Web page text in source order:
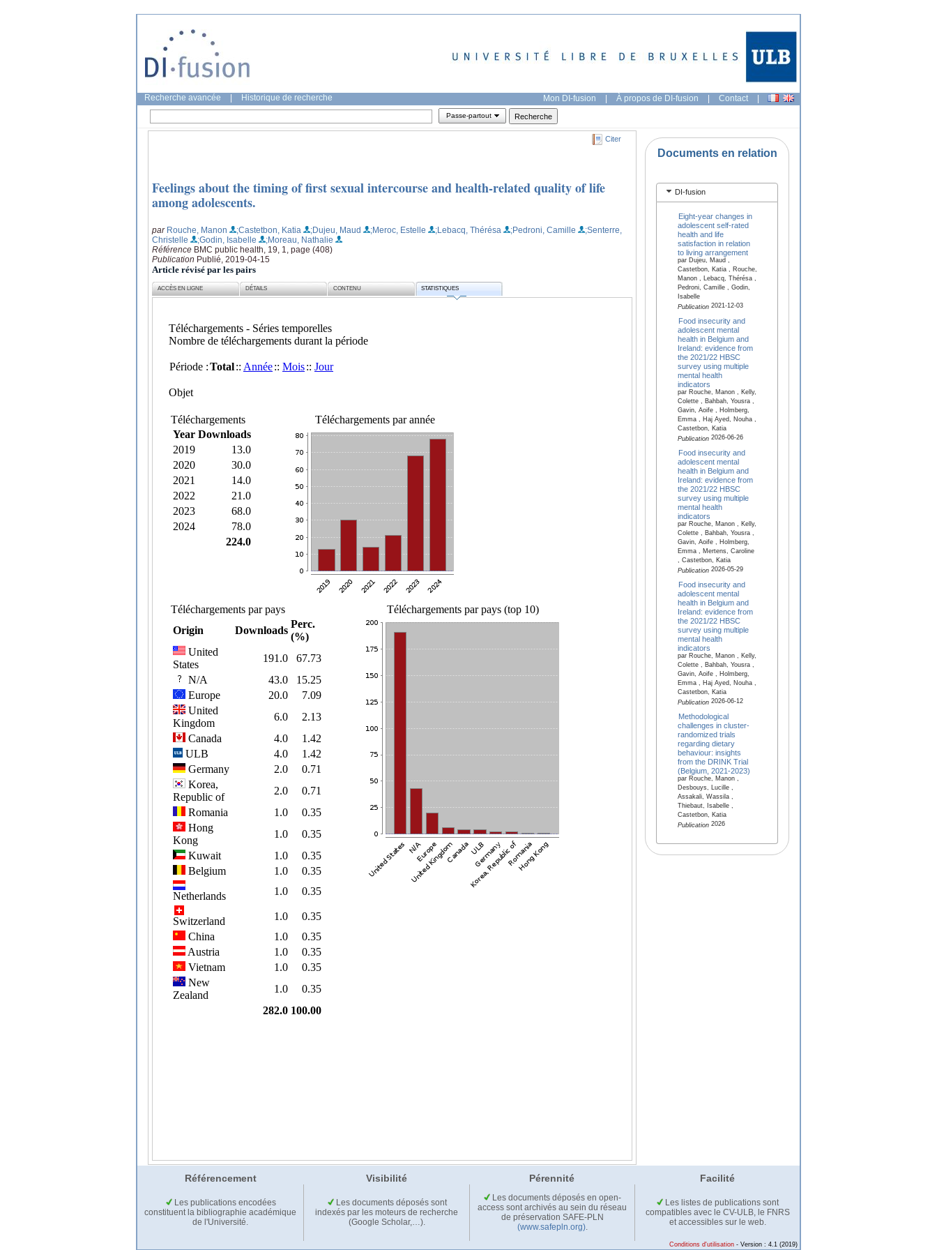
Recherche avancée Historique de recherche Mon DI-fusion | À propos de DI-fusion | Contact |
Passe-partout
Citer
Feelings about the timing of first sexual intercourse and health-related quality of life
among adolescents.
par Rouche, Manon ;Castetbon, Katia ;Dujeu, Maud ;Meroc, Estelle ;Lebacq, Thérésa ;Pedroni, Camille
;Senterre,
Christelle
;Godin, Isabelle
;Moreau, Nathalie
Référence BMC public health, 19, 1, page (408)
Publication Publié, 2019-04-15
Article révisé par les pairs
ACCÈS EN LIGNE DÉTAILS CONTENU STATISTIQUES
Documents en relation
DI-fusion
Eight-year changes in
adolescent self-rated
health and life
satisfaction in relation
to living arrangement
par Dujeu, Maud ,
Castetbon, Katia , Rouche,
Manon , Lebacq, Thérésa ,
Pedroni, Camille , Godin,
Isabelle
Publication2021-12-03
Food insecurity and
adolescent mental
health in Belgium and
Ireland: evidence from
the 2021/22 HBSC
survey using multiple
mental health
indicators
par Rouche, Manon , Kelly,
Colette , Bahbah, Yousra ,
Gavin, Aoife , Holmberg,
Emma , Haj Ayed, Nouha ,
Castetbon, Katia
Publication2026-06-26
Food insecurity and
adolescent mental
health in Belgium and
Ireland: evidence from
the 2021/22 HBSC
survey using multiple
mental health
indicators
par Rouche, Manon , Kelly,
Colette , Bahbah, Yousra ,
Gavin, Aoife , Holmberg,
Emma , Mertens, Caroline
, Castetbon, Katia
Publication2026-05-29
Food insecurity and
adolescent mental
health in Belgium and
Ireland: evidence from
the 2021/22 HBSC
survey using multiple
mental health
indicators
par Rouche, Manon , Kelly,
Colette , Bahbah, Yousra ,
Gavin, Aoife , Holmberg,
Emma , Haj Ayed, Nouha ,
Castetbon, Katia
Publication2026-06-12
Methodological
challenges in cluster-
randomized trials
regarding dietary
behaviour: insights
from the DRINK Trial
(Belgium, 2021-2023)
par Rouche, Manon ,
Desbouys, Lucille ,
Assakali, Wassila ,
Thiebaut, Isabelle ,
Castetbon, Katia
Publication2026
Référencement Visibilité Pérennité Facilité
Les publications encodées
constituent la bibliographie académique
de l'Université.
Les documents déposés sont
indexés par les moteurs de recherche
(Google Scholar,…).
Les documents déposés en open-
access sont archivés au sein du réseau
de préservation SAFE-PLN
(www.safepln.org).
Les listes de publications sont
compatibles avec le CV-ULB, le FNRS
et accessibles sur le web.
Conditions d'utilisation - Version : 4.1 (2019)